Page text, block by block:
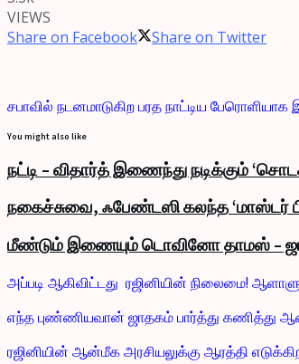
VIEWS
Share on Facebook
Share on Twitter
சபாவில் நடனமாடுகிற பரத நாட்டிய
You might also like
நட்டி – விதார்த் இணைந்து நடிக்கும்
நகைச்சுவை, ஃபேண்டஸி கலந்த ‘மாஸ்டர்
மீண்டும் இணையும் டொவினோ தாமஸ் –
அப்படி ஆகிவிட்டது ரஜினியின் நிலைமை!
எந்த புண்ணியவான் ஜாதகம் பார்த்து கணித்து
ரஜினியின் ஆன்மீக அரசியலுக்கு ஆரத்தி